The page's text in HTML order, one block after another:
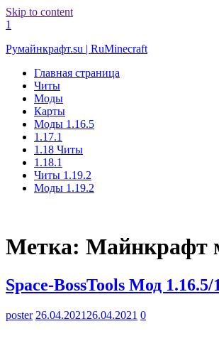
Skip to content
1
Румайнкрафт.su | RuMinecraft
Главная страница
Читы
Моды
Карты
Моды 1.16.5
1.17.1
1.18 Читы
1.18.1
Читы 1.19.2
Моды 1.19.2
Метка: Майнкрафт
Space-BossTools Мод
poster 26.04.2021 26.04.2021 0